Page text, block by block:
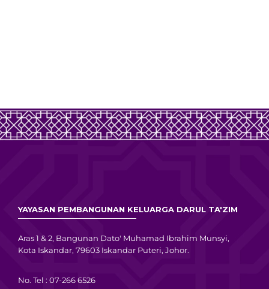
YAYASAN PEMBANGUNAN KELUARGA DARUL TA'ZIM
Aras 1 & 2, Bangunan Dato' Muhamad Ibrahim Munsyi,
Kota Iskandar, 79603 Iskandar Puteri, Johor.
No. Tel : 07-266 6526